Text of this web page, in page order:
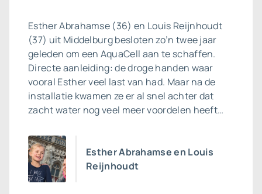
Esther Abrahamse (36) en Louis Reijnhoudt
(37) uit Middelburg besloten zo’n twee jaar
geleden om een AquaCell aan te schaffen.
Directe aanleiding: de droge handen waar
vooral Esther veel last van had. Maar na de
installatie kwamen ze er al snel achter dat
zacht water nog veel meer voordelen heeft…
Esther Abrahamse en Louis
Reijnhoudt